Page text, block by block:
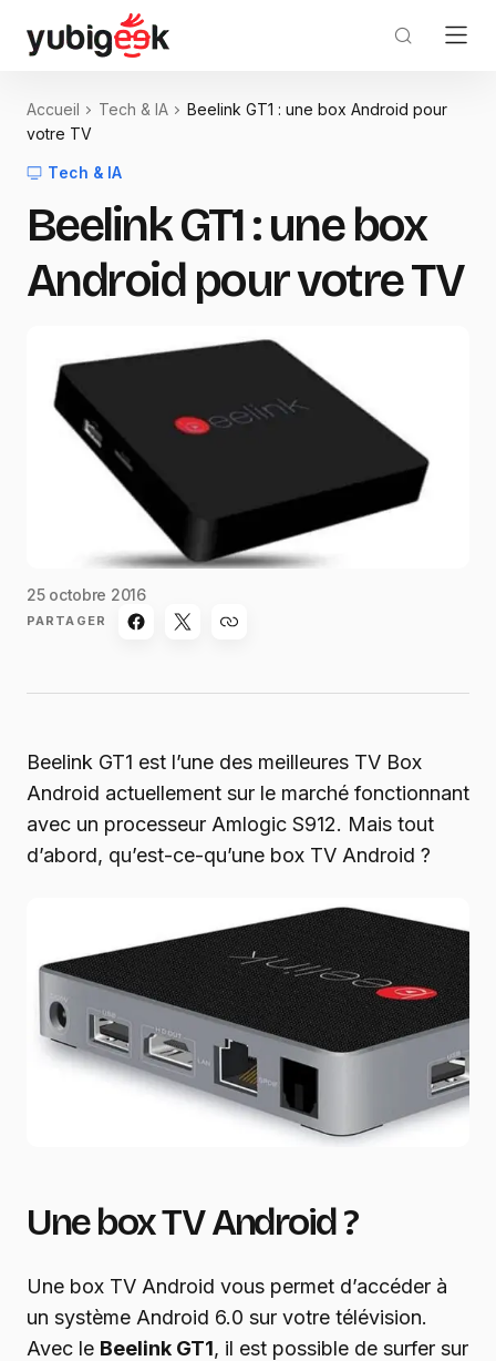
Accueil Tech & IA
Beelink GT1 : une box Android pour
votre TV
Tech & IA
Beelink GT1 : une box
Android pour votre TV
25 octobre 2016
PARTAGER
Beelink GT1 est l’une des meilleures TV Box
Android actuellement sur le marché fonctionnant
avec un processeur Amlogic S912. Mais tout
d’abord, qu’est-ce-qu’une box TV Android ?
Une box TV Android ?
Une box TV Android vous permet d’accéder à
un système Android 6.0 sur votre télévision.
Avec le Beelink GT1, il est possible de surfer sur